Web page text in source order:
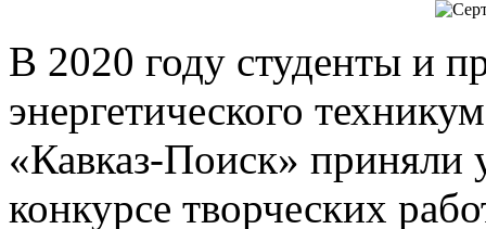
В 2020 году студенты и
энергетического
«Кавказ-Поиск» приняли
конкурсе творческих